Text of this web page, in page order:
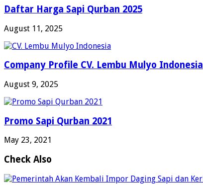
Daftar Harga Sapi Qurban 2025
August 11, 2025
Company Profile CV. Lembu Mulyo Indonesia
August 9, 2025
Promo Sapi Qurban 2021
May 23, 2021
Check Also